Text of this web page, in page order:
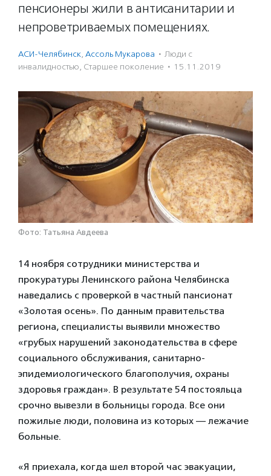
пенсионеры жили в антисанитарии и
непроветриваемых помещениях.
АСИ-Челябинск, Ассоль Мукарова · Люди с
инвалидностью, Старшее поколение · 15.11.2019
Фото: Татьяна Авдеева
14 ноября сотрудники министерства и
прокуратуры Ленинского района Челябинска
наведались с проверкой в частный пансионат
«Золотая осень». По данным правительства
региона, специалисты выявили множество
«грубых нарушений законодательства в сфере
социального обслуживания, санитарно-
эпидемиологического благополучия, охраны
здоровья граждан». В результате 54 постояльца
срочно вывезли в больницы города. Все они
пожилые люди, половина из которых — лежачие
больные.
«Я приехала, когда шел второй час эвакуации,